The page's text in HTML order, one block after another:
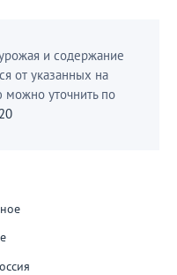
и содержание
от указанных на
уточнить по